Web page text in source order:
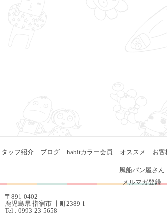
タッフ紹介 ブログ habitカラー会員 オススメ お客
メルマガ登録
風船パン屋さん
〒891-0402
鹿児島県 指宿市 十町2389-1
Tel : 0993-23-5658